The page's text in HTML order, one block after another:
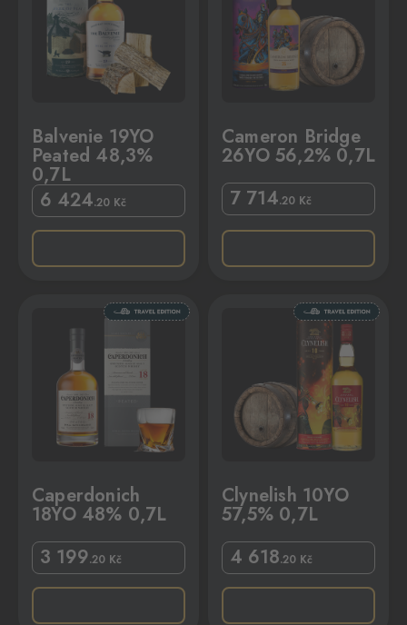
Balvenie 19YO
Peated 48,3%
0,7L
6 424.20 Kč
Cameron Bridge
26YO 56,2% 0,7L
7 714.20 Kč
Caperdonich
18YO 48% 0,7L
3 199.20 Kč
Clynelish 10YO
57,5% 0,7L
4 618.20 Kč
Clynelish 10YO 57,5% 0,7L